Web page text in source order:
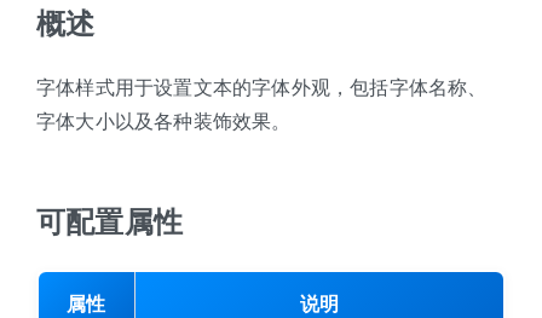
概述
字体样式用于设置文本的字体外观，包括字体名称、
字体大小以及各种装饰效果。
可配置属性
属性 说明